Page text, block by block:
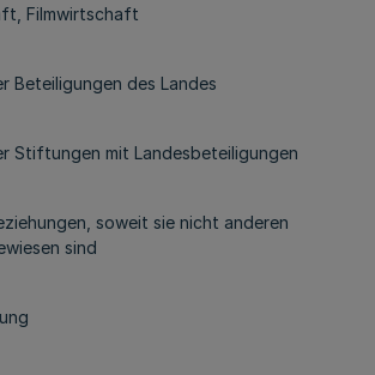
Filmwirtschaft
Beteiligungen des Landes
Stiftungen mit Landesbeteiligungen
soweit sie nicht anderen
sind